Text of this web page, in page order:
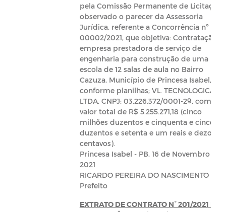
pela Comissão Permanente de Licitação
observado o parecer da Assessoria
Jurídica, referente a Concorrência nº
00002/2021, que objetiva: Contratação
empresa prestadora de serviço de
engenharia para construção de uma
escola de 12 salas de aula no Bairro
Cazuza, Município de Princesa Isabel,
conforme planilhas; VL. TECNOLOGICA
LTDA, CNPJ: 03.226.372/0001-29, com o
valor total de R$ 5.255.271,18 (cinco
milhões duzentos e cinquenta e cinco
duzentos e setenta e um reais e dezoito
centavos).
Princesa Isabel - PB, 16 de Novembro de
2021
RICARDO PEREIRA DO NASCIMENTO
Prefeito
EXTRATO DE CONTRATO N° 201/2021 DA